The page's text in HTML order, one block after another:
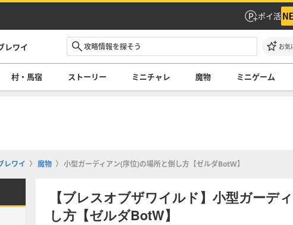
ポイ活
レワイ お気
村・馬宿 ストーリー ミニチャレ 魔物 ミニゲーム
レワイ 魔物 小型ガーディアン(序位)の場所と倒し方【ゼルダBotW】
【ブレスオブザワイルド】小型ガーデ
し方【ゼルダBotW】